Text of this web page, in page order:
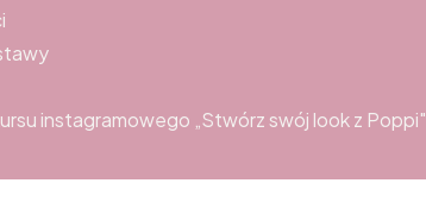
instagramowego „Stwórz swój look z Poppi"